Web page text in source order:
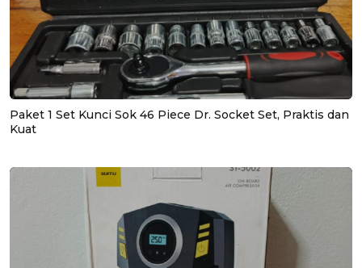
Paket 1 Set Kunci Sok 46 Piece Dr. Socket Set, Praktis dan
Kuat